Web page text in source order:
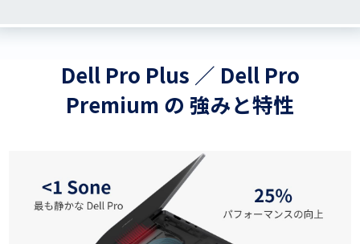
Dell Pro Plus ／ Dell Pro
Premium の 強みと特性